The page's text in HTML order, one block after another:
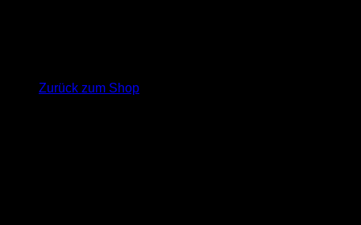
Zurück zum Shop